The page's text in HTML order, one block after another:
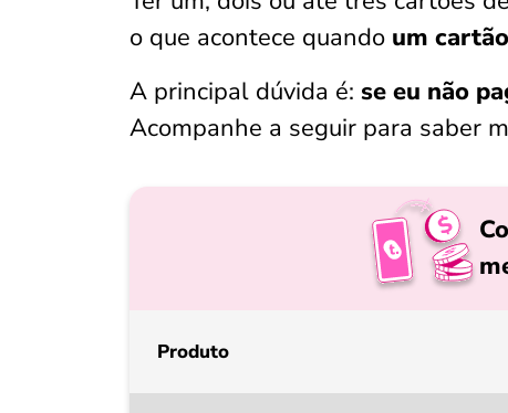
o que acontece quando um
A principal dúvida é: se eu não
Acompanhe a seguir para saber
Produto